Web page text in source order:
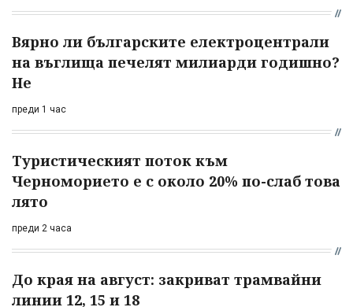
Вярно ли българските електроцентрали
на въглища печелят милиарди годишно?
Не
преди 1 час
Туристическият поток към
Черноморието е с около 20% по-слаб това
лято
преди 2 часа
До края на август: закриват трамвайни
линии 12, 15 и 18